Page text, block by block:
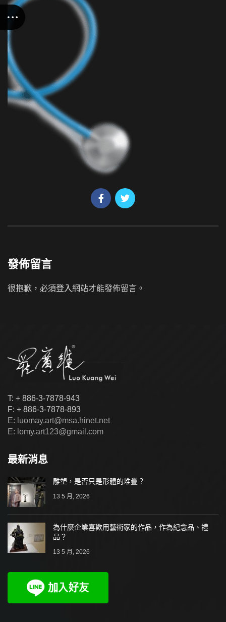
發佈留言
很抱歉，必須登入網站才能發佈留言。
T: + 886-3-7878-943
F: + 886-3-7878-893
E: luomay.art@msa.hinet.net
E: lomy.art123@gmail.com
最新消息
雕塑，是否只是形體的堆疊？
13 5 月, 2026
為什麼企業喜歡用藝術家的作品，作為紀念品、禮
品？
13 5 月, 2026